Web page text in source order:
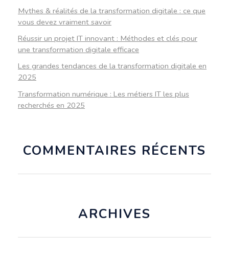
Mythes & réalités de la transformation digitale : ce que
vous devez vraiment savoir
Réussir un projet IT innovant : Méthodes et clés pour
une transformation digitale efficace
Les grandes tendances de la transformation digitale en
2025
Transformation numérique : Les métiers IT les plus
recherchés en 2025
COMMENTAIRES RÉCENTS
ARCHIVES